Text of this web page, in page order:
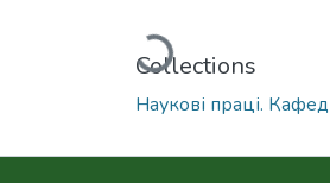
Loading...
Collections
Наукові праці.